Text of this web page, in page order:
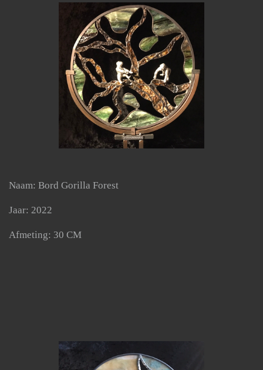
Naam: Bord Gorilla Forest
Jaar: 2022
Afmeting: 30 CM